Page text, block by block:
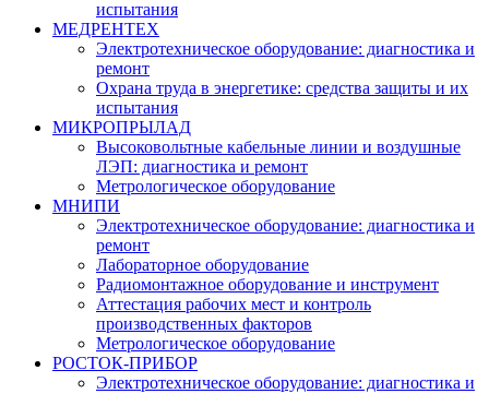
испытания
МЕДРЕНТЕХ
Электротехническое оборудование: диагностика и
ремонт
Охрана труда в энергетике: средства защиты и их
испытания
МИКРОПРЫЛАД
Высоковольтные кабельные линии и воздушные
ЛЭП: диагностика и ремонт
Метрологическое оборудование
МНИПИ
Электротехническое оборудование: диагностика и
ремонт
Лабораторное оборудование
Радиомонтажное оборудование и инструмент
Аттестация рабочих мест и контроль
производственных факторов
Метрологическое оборудование
РОСТОК-ПРИБОР
Электротехническое оборудование: диагностика и